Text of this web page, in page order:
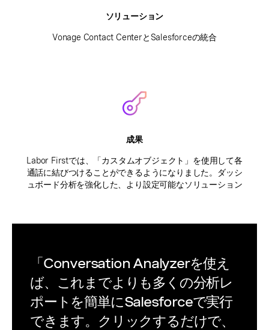
ソリューション
Vonage Contact CenterとSalesforceの統合
成果
Labor Firstでは、「カスタムオブジェクト」を使用して各
通話に結びつけることができるようになりました。ダッシ
ュボード分析を強化した、より設定可能なソリューション
「Conversation Analyzerを使え
ば、これまでよりも多くの分析レ
ポートを簡単にSalesforceで実行
できます。クリックするだけで、